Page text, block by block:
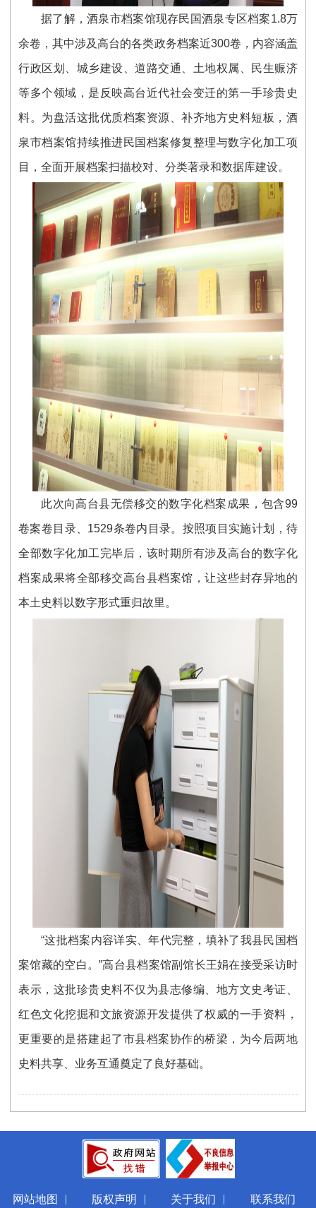
据了解，酒泉市档案馆现存民国酒泉专区档案1.8万
余卷，其中涉及高台的各类政务档案近300卷，内容涵盖
行政区划、城乡建设、道路交通、土地权属、民生赈济
等多个领域，是反映高台近代社会变迁的第一手珍贵史
料。为盘活这批优质档案资源、补齐地方史料短板，酒
泉市档案馆持续推进民国档案修复整理与数字化加工项
目，全面开展档案扫描校对、分类著录和数据库建设。
此次向高台县无偿移交的数字化档案成果，包含99
卷案卷目录、1529条卷内目录。按照项目实施计划，待
全部数字化加工完毕后，该时期所有涉及高台的数字化
档案成果将全部移交高台县档案馆，让这些封存异地的
本土史料以数字形式重归故里。
“这批档案内容详实、年代完整，填补了我县民国档
案馆藏的空白。”高台县档案馆副馆长王娟在接受采访时
表示，这批珍贵史料不仅为县志修编、地方文史考证、
红色文化挖掘和文旅资源开发提供了权威的一手资料，
更重要的是搭建起了市县档案协作的桥梁，为今后两地
史料共享、业务互通奠定了良好基础。
网站地图 | 版权声明 | 关于我们 | 联系我们